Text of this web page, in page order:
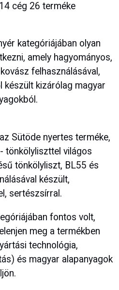
cég 26 terméke
kategóriájában olyan
amely hagyományos,
felhasználásával,
készült kizárólag magyar
Sütöde nyertes terméke,
tönkölyliszttel világos
tönkölyliszt, BL55 és
készült,
sertészsírral.
fontos volt,
meg a termékben
technológia,
és magyar alapanyagok